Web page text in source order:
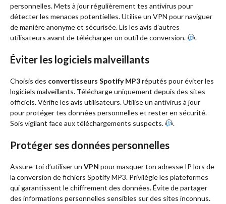
personnelles. Mets à jour régulièrement tes antivirus pour
détecter les menaces potentielles. Utilise un VPN pour naviguer
de manière anonyme et sécurisée. Lis les avis d’autres
utilisateurs avant de télécharger un outil de conversion.
.
Éviter les logiciels malveillants
Choisis des convertisseurs Spotify MP3réputés pour éviter les
logiciels malveillants. Télécharge uniquement depuis des sites
officiels. Vérifie les avis utilisateurs. Utilise un antivirus à jour
pour protéger tes données personnelles et rester en sécurité.
Sois vigilant face aux téléchargements suspects.
.
Protéger ses données personnelles
Assure-toi d’utiliser un VPN pour masquer ton adresse IP lors de
la conversion de fichiers Spotify MP3. Privilégie les plateformes
qui garantissent le chiffrement des données. Évite de partager
des informations personnelles sensibles sur des sites inconnus.